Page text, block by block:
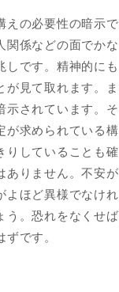
えの必要性の暗示
関係などの面でか
しです。精神的に
が見て取れます。
示されています。
が求められている
りしていることも
ありません。不安
よほど異様でなけ
う。恐れをなくせ
です。